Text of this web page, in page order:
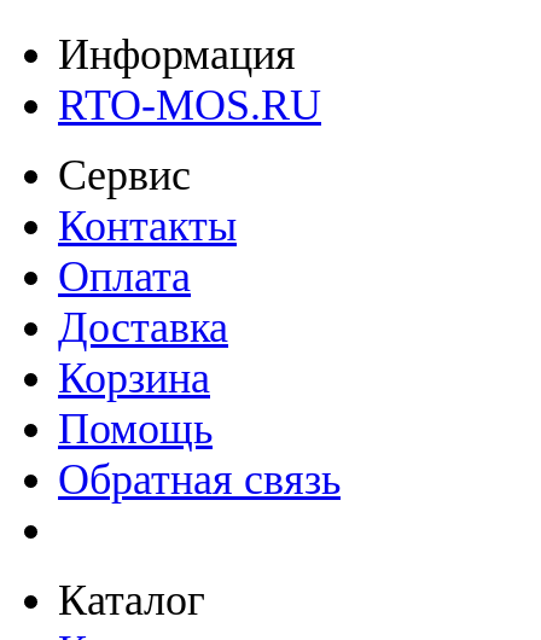
Информация
RTO-MOS.RU
Сервис
Контакты
Оплата
Доставка
Корзина
Помощь
Обратная связь
Каталог